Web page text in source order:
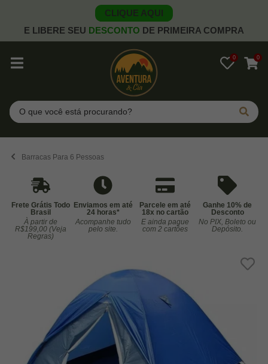
CLIQUE AQUI
E LIBERE SEU DESCONTO DE PRIMEIRA COMPRA
0 0
Pesquisar
Barracas Para 6 Pessoas
Frete Grátis Todo
Brasil
À partir de
R$199,00 (Veja
Regras)
Enviamos em até
24 horas*
Acompanhe tudo
pelo site.
Parcele em até
18x no cartão
E ainda pague
com 2 cartões
Ganhe 10% de
Desconto
No PIX, Boleto ou
Depósito.